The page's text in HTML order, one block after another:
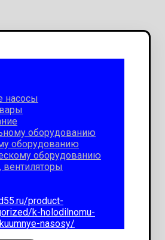
насосы
оборудованию
оборудованию
оборудованию
вентиляторы
product-
k-holodilnomu-
nasosy/